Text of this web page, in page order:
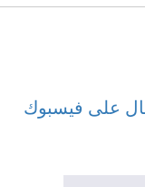
على فيسبوك